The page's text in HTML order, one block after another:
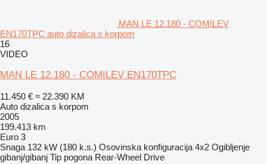
MAN LE 12.180 - COMILEV
EN170TPC auto dizalica s korpom
16
VIDEO
MAN LE 12.180 - COMILEV EN170TPC
11.450 € ≈ 22.390 KM
Auto dizalica s korpom
2005
199.413 km
Euro 3
Snaga 132 kW (180 k.s.) Osovinska konfiguracija 4x2 Ogibljenje
gibanj/gibanj Tip pogona Rear-Wheel Drive